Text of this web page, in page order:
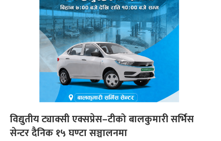
विद्युतीय ट्याक्सी एक्सप्रेस–टीको बालकुमारी सर्भिस
सेन्टर दैनिक १५ घण्टा सञ्चालनमा